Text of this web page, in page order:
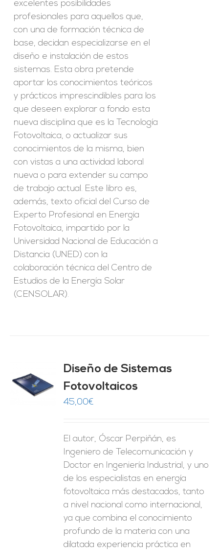
excelentes posibilidades
profesionales para aquellos que,
con una de formación técnica de
base, decidan especializarse en el
diseño e instalación de estos
sistemas. Esta obra pretende
aportar los conocimientos teóricos
y prácticos imprescindibles para los
que deseen explorar a fondo esta
nueva disciplina que es la Tecnología
Fotovoltaica, o actualizar sus
conocimientos de la misma, bien
con vistas a una actividad laboral
nueva o para extender su campo
de trabajo actual. Este libro es,
además, texto oficial del Curso de
Experto Profesional en Energía
Fotovoltaica, impartido por la
Universidad Nacional de Educación a
Distancia (UNED) con la
colaboración técnica del Centro de
Estudios de la Energía Solar
(CENSOLAR).
Diseño de Sistemas
Fotovoltaicos
45,00€
El autor, Óscar Perpiñán, es
Ingeniero de Telecomunicación y
Doctor en Ingeniería Industrial, y uno
de los especialistas en energía
fotovoltaica más destacados, tanto
a nivel nacional como internacional,
ya que combina el conocimiento
profundo de la materia con una
dilatada experiencia práctica en